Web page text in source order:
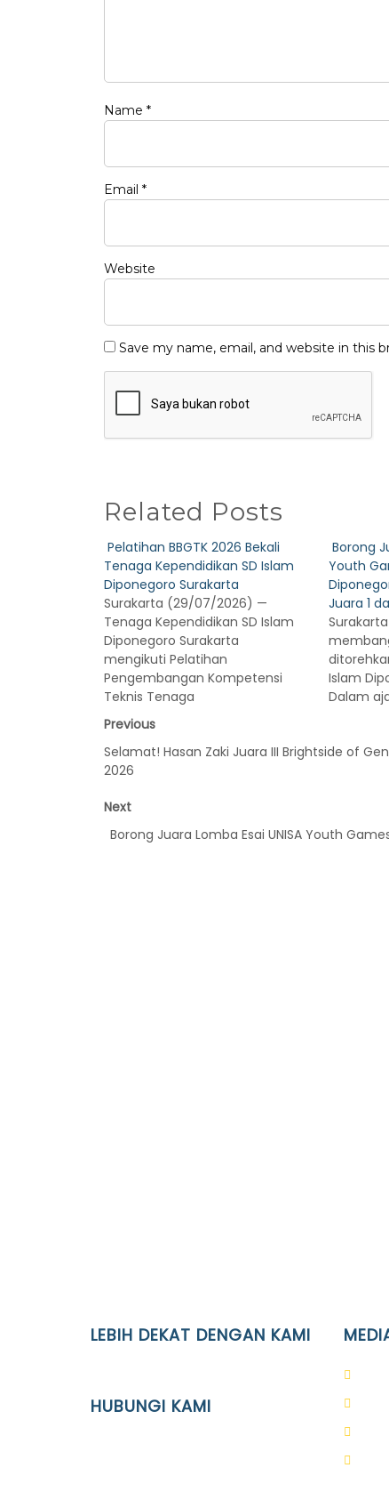
Name *
Email *
Website
Save my name, email, and website in this
Related Posts
Pelatihan BBGTK 2026 Bekali
Tenaga Kependidikan SD Islam
Diponegoro Surakarta
Surakarta (29/07/2026) —
Tenaga Kependidikan SD Islam
Diponegoro Surakarta
mengikuti Pelatihan
Pengembangan Kompetensi
Teknis Tenaga
Borong
Youth
Juara 1
Islam
Dalam
Previous
Selamat! Hasan Zaki Juara III Brightside of
2026
Next
Borong Juara Lomba Esai UNISA Youth
LEBIH DEKAT DENGAN KAMI
HUBUNGI KAMI